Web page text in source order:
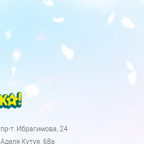
пр-т. Ибрагимова, 24
Аделя Кутуя, 68а